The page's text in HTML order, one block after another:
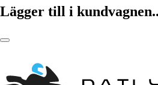
Lägger till i